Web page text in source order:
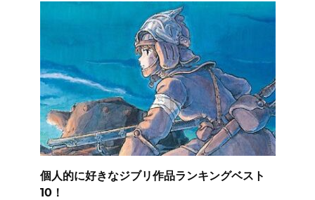
個人的に好きなジブリ作品ランキングベスト
10！